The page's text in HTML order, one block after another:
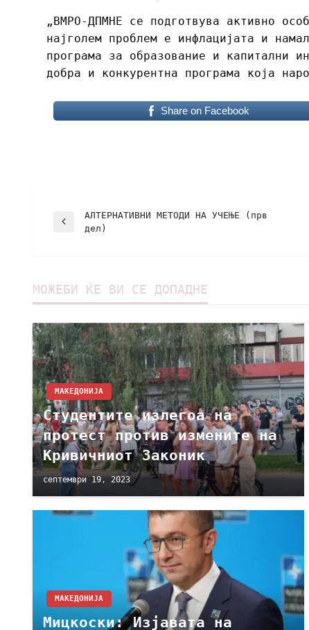
„ВМРО-ДПМНЕ се подготвува активно
најголем проблем е инфлацијата и
програма за образование и капитални
добра и конкурентна програма која
Share on Facebook
АЛТЕРНАТИВНИ МЕТОДИ НА УЧЕЊЕ (прв
дел)
МОЖЕБИ ЌЕ ВИ СЕ ДОПАДНЕ
МАКЕДОНИЈА
Студентите излегоа на
протест против измените на
Кривичниот Законик
септември 19, 2023
МАКЕДОНИЈА
Мицкоски: Изјавата на